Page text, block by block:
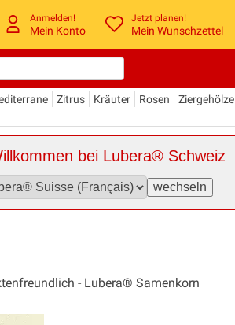
Anmelden!
Mein Konto
Jetzt planen!
Mein Wunschzettel
Zitrus Kräuter Rosen Ziergehölze
bei Lubera® Schweiz
- Lubera® Samenkorn